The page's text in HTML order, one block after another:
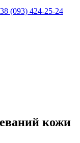
(093) 424-25-24
кожи